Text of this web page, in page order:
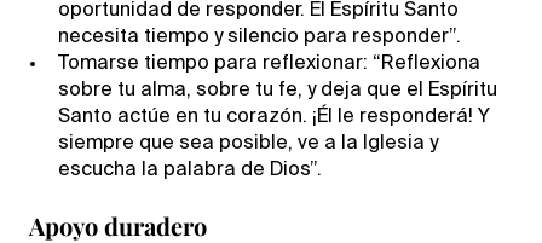
oportunidad de responder. El Espíritu Santo
necesita tiempo y silencio para responder”.
Tomarse tiempo para reflexionar: “Reflexiona
sobre tu alma, sobre tu fe, y deja que el Espíritu
Santo actúe en tu corazón. ¡Él le responderá! Y
siempre que sea posible, ve a la Iglesia y
escucha la palabra de Dios”.
Apoyo duradero